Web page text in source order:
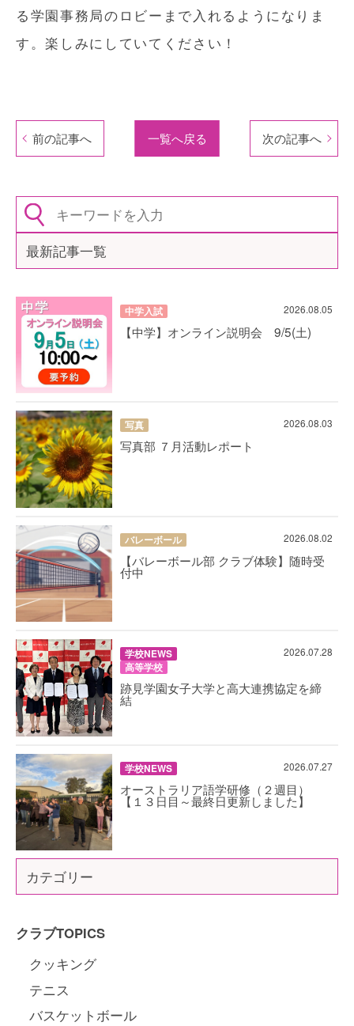
る学園事務局のロビーまで入れるようになりま
す。楽しみにしていてください！
前の記事へ 一覧へ戻る 次の記事へ
最新記事一覧
中学入試 2026.08.05
【中学】オンライン説明会 9/5(土)
写真 2026.08.03
写真部 ７月活動レポート
バレーボール 2026.08.02
【バレーボール部 クラブ体験】随時受
付中
学校NEWS
高等学校
2026.07.28
跡見学園女子大学と高大連携協定を締
結
学校NEWS 2026.07.27
オーストラリア語学研修（２週目）
【１３日目～最終日更新しました】
カテゴリー
クラブTOPICS
クッキング
テニス
バスケットボール